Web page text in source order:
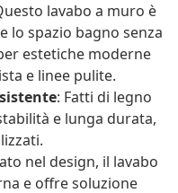
lavabo a muro è
lo spazio bagno senza
estetiche moderne
e linee pulite.
: Fatti di legno
e lunga durata,
nel design, il lavabo
e offre soluzione